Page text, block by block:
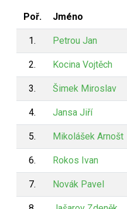
Poř. Jméno
1. Petrou Jan
2. Kocina Vojtěch
3. Šimek Miroslav
4. Jansa Jiří
5. Mikolášek Arnošt
6. Rokos Ivan
7. Novák Pavel